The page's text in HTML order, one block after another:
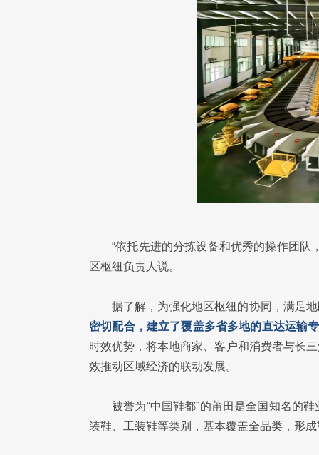
“依托先进的分拣设备和优秀的操作团队
区枢纽负责人说。
据了解，为强化地区枢纽的协同，满足
密切配合，建立了覆盖多省多地的直达运输
时效优势，将本地商家、客户和消费者与长
效推动区域经济的联动发展。
被誉为“中国鞋都”的莆田是全国知名的
装鞋、工装鞋等类别，基本覆盖全品类，